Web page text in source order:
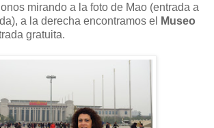
mirando a la foto de Mao (entrada a
a la derecha encontramos el
Museo
gratuita.